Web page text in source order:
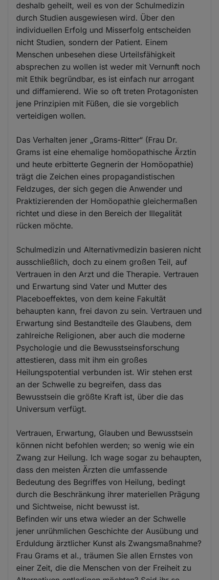
deshalb geheilt, weil es von der Schulmedizin
durch Studien ausgewiesen wird. Über den
individuellen Erfolg und Misserfolg entscheiden
nicht Studien, sondern der Patient. Einem
Menschen unbesehen diese Urteilsfähigkeit
absprechen zu wollen ist weder mit Vernunft noch
mit Ethik begründbar, es ist einfach nur arrogant
und diffamierend. Wie so oft treten Protagonisten
jene Prinzipien mit Füßen, die sie vorgeblich
verteidigen wollen.
Das Verhalten jener „Grams-Ritter“ (Frau Dr.
Grams ist eine ehemalige homöopathische Ärztin
und heute erbitterte Gegnerin der Homöopathie)
trägt die Zeichen eines propagandistischen
Feldzuges, der sich gegen die Anwender und
Praktizierenden der Homöopathie gleichermaßen
richtet und diese in den Bereich der Illegalität
rücken möchte.
Schulmedizin und Alternativmedizin basieren nicht
ausschließlich, doch zu einem großen Teil, auf
Vertrauen in den Arzt und die Therapie. Vertrauen
und Erwartung sind Vater und Mutter des
Placeboeffektes, von dem keine Fakultät
behaupten kann, frei davon zu sein. Vertrauen und
Erwartung sind Bestandteile des Glaubens, dem
zahlreiche Religionen, aber auch die moderne
Psychologie und die Bewusstseinsforschung
attestieren, dass mit ihm ein großes
Heilungspotential verbunden ist. Wir stehen erst
an der Schwelle zu begreifen, dass das
Bewusstsein die größte Kraft ist, über die das
Universum verfügt.
Vertrauen, Erwartung, Glauben und Bewusstsein
können nicht befohlen werden; so wenig wie ein
Zwang zur Heilung. Ich wage sogar zu behaupten,
dass den meisten Ärzten die umfassende
Bedeutung des Begriffes von Heilung, bedingt
durch die Beschränkung ihrer materiellen Prägung
und Sichtweise, nicht bewusst ist.
Befinden wir uns etwa wieder an der Schwelle
jener unrühmlichen Geschichte der Ausübung und
Erduldung ärztlicher Kunst als Zwangsmaßnahme?
Frau Grams et al., träumen Sie allen Ernstes von
einer Zeit, die die Menschen von der Freiheit zu